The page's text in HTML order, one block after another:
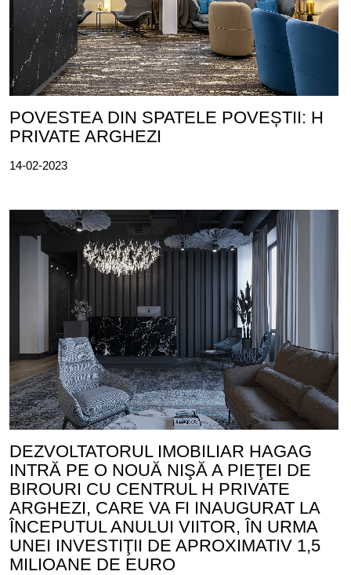
POVESTEA DIN SPATELE POVEȘTII: H
PRIVATE ARGHEZI
14-02-2023
DEZVOLTATORUL IMOBILIAR HAGAG
INTRĂ PE O NOUĂ NIŞĂ A PIEŢEI DE
BIROURI CU CENTRUL H PRIVATE
ARGHEZI, CARE VA FI INAUGURAT LA
ÎNCEPUTUL ANULUI VIITOR, ÎN URMA
UNEI INVESTIŢII DE APROXIMATIV 1,5
MILIOANE DE EURO